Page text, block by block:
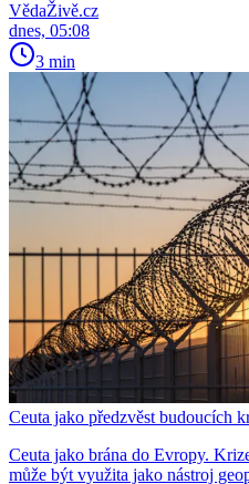
VědaŽivě.cz
dnes, 05:08
3 min
Ceuta jako předzvěst budoucích
Ceuta jako brána do Evropy.
může být využita jako nástroj